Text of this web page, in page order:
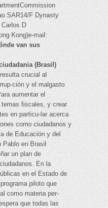
SAR14/F Dynasty
D
Kong)e-mail:
van sus
(Brasil)
crucial al
ción y el malgasto
aumentar el
fiscales, y crear
en particu-lar acerca
como ciudadanos y
de Educación y del
Pablo en Brasil
un plan de
En la
en el Estado de
piloto que
como materia per-
que todas las